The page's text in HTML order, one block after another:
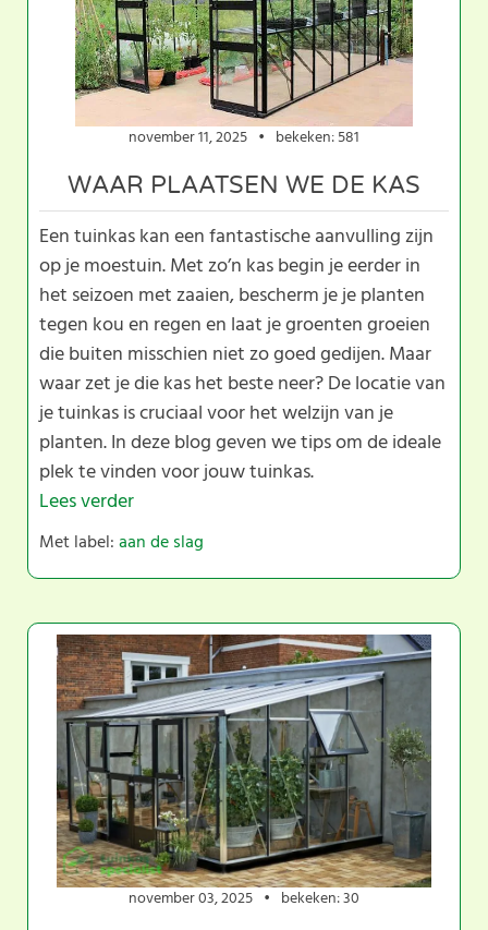
november 11, 2025 bekeken: 581
WAAR PLAATSEN WE DE KAS
Een tuinkas kan een fantastische aanvulling zijn
op je moestuin. Met zo’n kas begin je eerder in
het seizoen met zaaien, bescherm je je planten
tegen kou en regen en laat je groenten groeien
die buiten misschien niet zo goed gedijen. Maar
waar zet je die kas het beste neer? De locatie van
je tuinkas is cruciaal voor het welzijn van je
planten. In deze blog geven we tips om de ideale
plek te vinden voor jouw tuinkas.
Lees verder
Met label:aan de slag
november 03, 2025 bekeken: 30